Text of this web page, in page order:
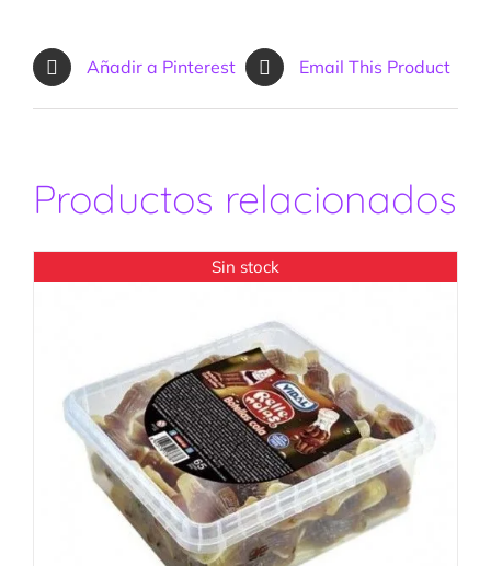
Añadir a Pinterest Email This Product
Productos relacionados
Sin stock